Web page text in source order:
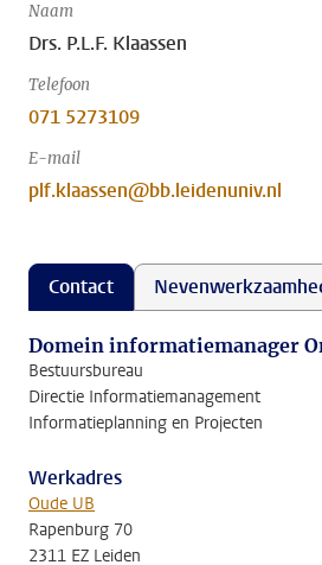
Naam
Drs. P.L.F. Klaassen
Telefoon
071 5273109
E-mail
plf.klaassen@bb.leidenuniv.nl
Contact
Domein informatiemanager
Bestuursbureau
Directie Informatiemanagement
Informatieplanning en Projecten
Werkadres
Oude UB
Rapenburg 70
2311 EZ Leiden